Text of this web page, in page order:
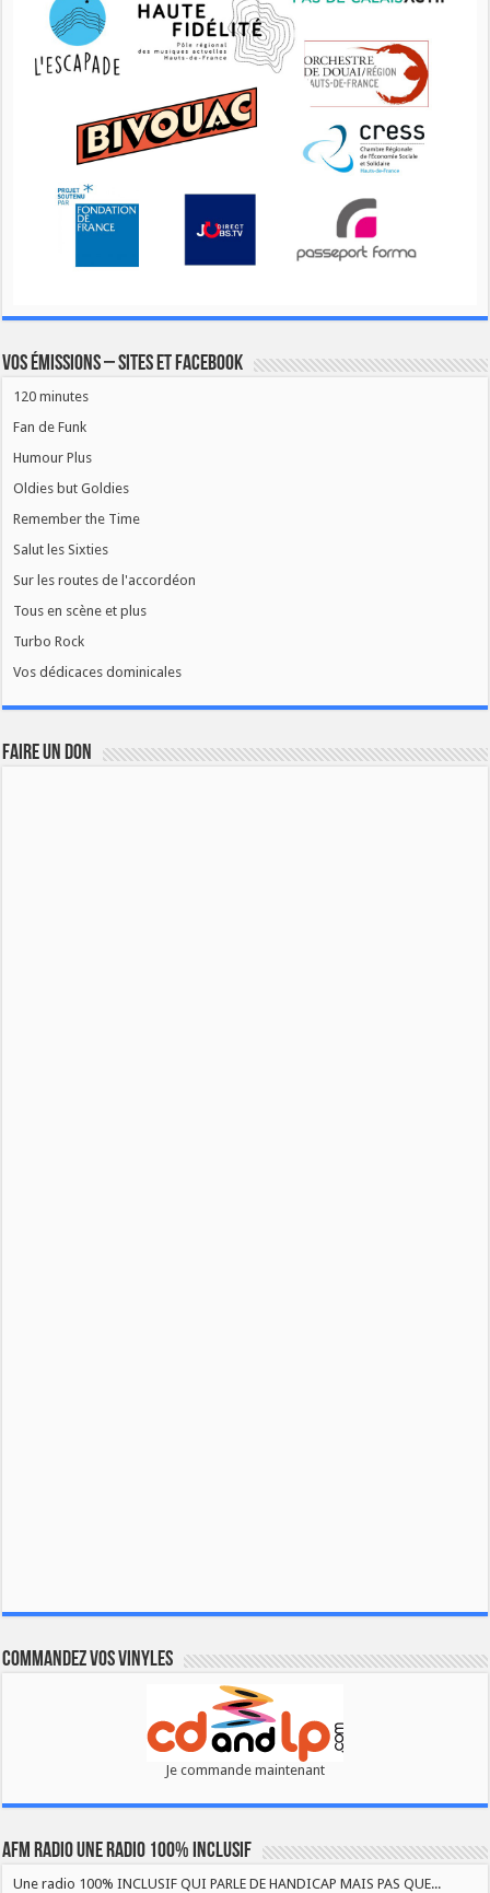
Vos émissions – Sites et Facebook
120 minutes
Fan de Funk
Humour Plus
Oldies but Goldies
Remember the Time
Salut les Sixties
Sur les routes de l'accordéon
Tous en scène et plus
Turbo Rock
Vos dédicaces dominicales
FAIRE UN DON
Commandez vos vinyles
Je commande maintenant
AFM RADIO UNE RADIO 100% INCLUSIF
Une radio 100% INCLUSIF QUI PARLE DE HANDICAP MAIS PAS QUE...